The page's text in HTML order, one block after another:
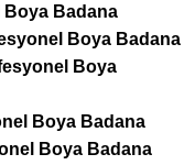
Boya Badana
Boya Badana
Boya
Boya Badana
Boya Badana